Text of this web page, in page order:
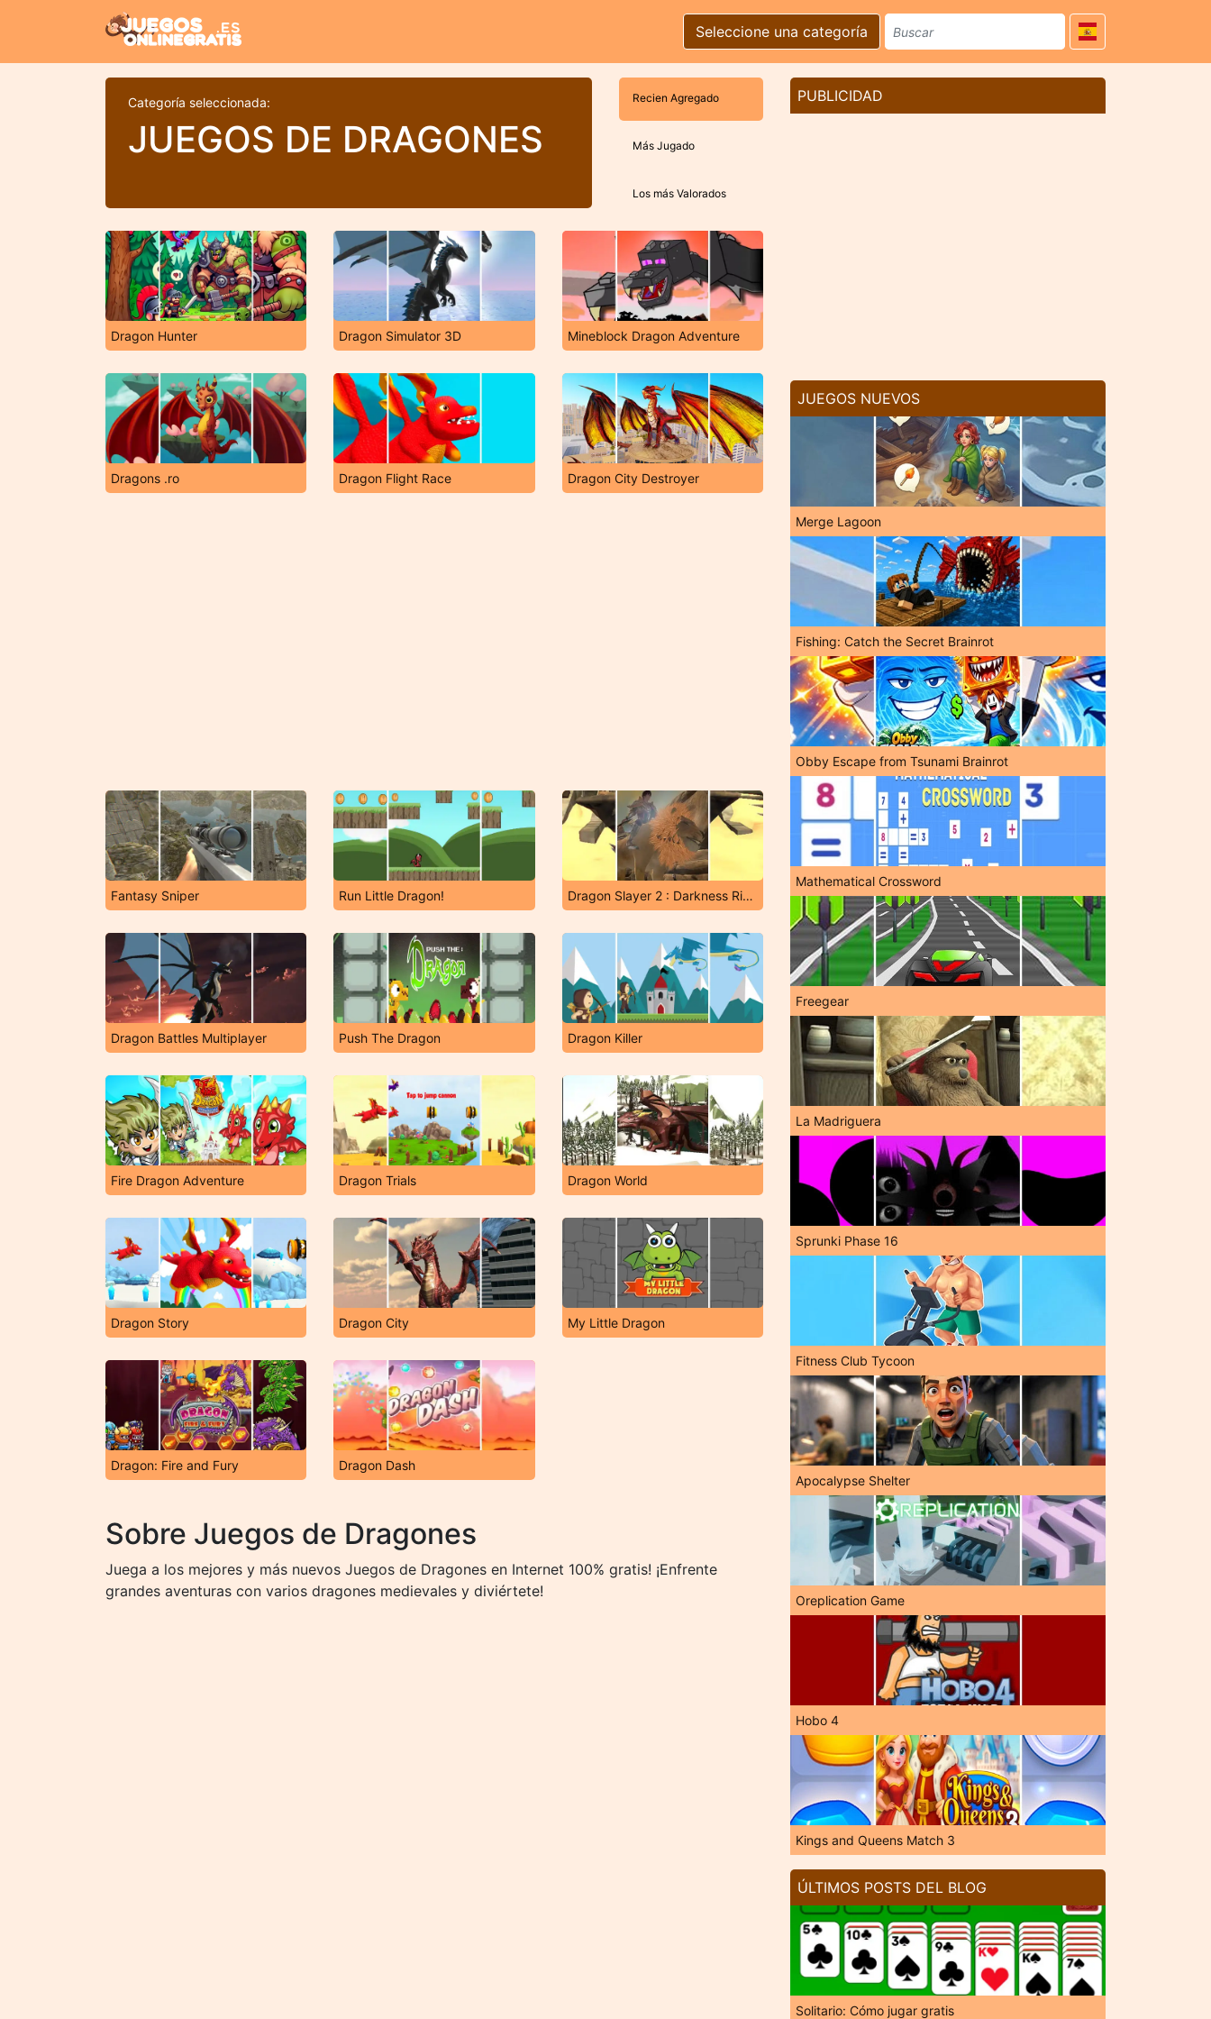
Seleccione una categoría
Categoría seleccionada:
JUEGOS DE DRAGONES
Recien Agregado
Más Jugado
Los más Valorados
Dragon Hunter Dragon Simulator 3D Mineblock Dragon Adventure
Dragons .ro Dragon Flight Race Dragon City Destroyer
Fantasy Sniper Run Little Dragon! Dragon Slayer 2 : Darkness Rises
Dragon Battles Multiplayer Push The Dragon Dragon Killer
Fire Dragon Adventure Dragon Trials Dragon World
Dragon Story Dragon City My Little Dragon
Dragon: Fire and Fury Dragon Dash
Sobre Juegos de Dragones
Juega a los mejores y más nuevos Juegos de Dragones en Internet 100% gratis! ¡Enfrente
grandes aventuras con varios dragones medievales y diviértete!
PUBLICIDAD
JUEGOS NUEVOS
Merge Lagoon
Fishing: Catch the Secret Brainrot
Obby Escape from Tsunami Brainrot
Mathematical Crossword
Freegear
La Madriguera
Sprunki Phase 16
Fitness Club Tycoon
Apocalypse Shelter
Oreplication Game
Hobo 4
Kings and Queens Match 3
ÚLTIMOS POSTS DEL BLOG
Solitario: Cómo jugar gratis